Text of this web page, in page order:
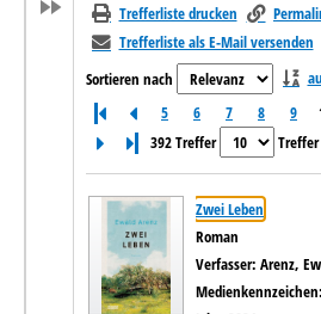
Trefferliste drucken
Trefferliste als E-Mail versenden
Sortieren nach
5
6 7 8 9
Letzte Seite
392 Treffer
Suchergebnis
Zu den Suchfiltern springen
Zwei Leben
Roman
Verfasser: Arenz,
Medienkennzeichen: